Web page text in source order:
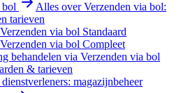
bol
Alles over Verzenden via bol:
tarieven
via bol Standaard
via bol Compleet
behandelen via Verzenden via bol
& tarieven
magazijnbeheer